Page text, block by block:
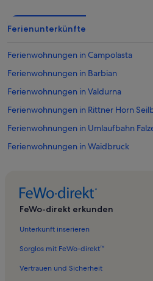
Ferienunterkünfte
Ferienwohnungen in Campolasta
Ferienwohnungen in Barbian
Ferienwohnungen in Valdurna
Ferienwohnungen in Rittner Horn
Ferienwohnungen in Umlaufbahn
Ferienwohnungen in Waidbruck
Ferienwohnungen in
Ferienwohnungen in Klausen
FeWo-direkt erkunden
Unterkunft inserieren
Sorglos mit FeWo-direkt™
Vertrauen und Sicherheit